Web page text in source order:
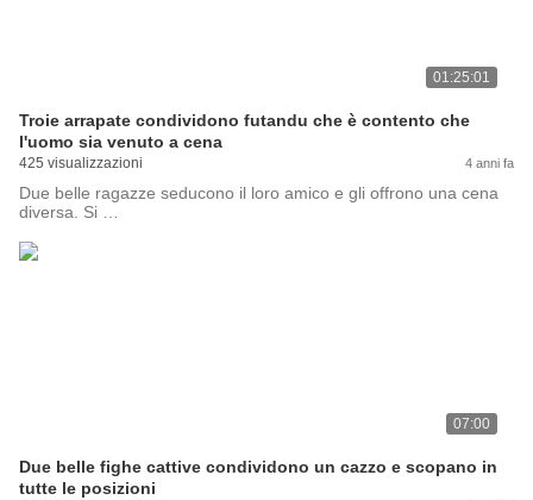
01:25:01
Troie arrapate condividono futandu che è contento che
l'uomo sia venuto a cena
425 visualizzazioni 4 anni fa
Due belle ragazze seducono il loro amico e gli offrono una cena
diversa. Si …
07:00
Due belle fighe cattive condividono un cazzo e scopano in
tutte le posizioni